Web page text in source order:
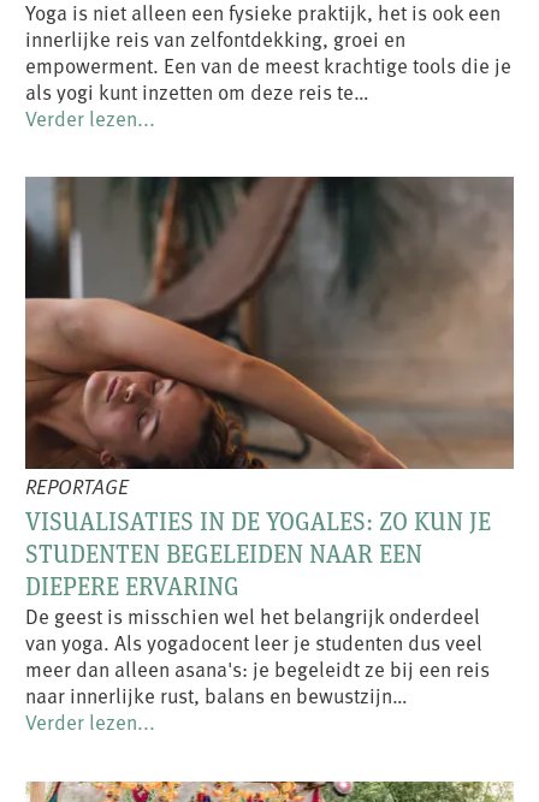
Yoga is niet alleen een fysieke praktijk, het is ook een
innerlijke reis van zelfontdekking, groei en
empowerment. Een van de meest krachtige tools die je
als yogi kunt inzetten om deze reis te…
Verder lezen...
REPORTAGE
VISUALISATIES IN DE YOGALES: ZO KUN JE
STUDENTEN BEGELEIDEN NAAR EEN
DIEPERE ERVARING
De geest is misschien wel het belangrijk onderdeel
van yoga. Als yogadocent leer je studenten dus veel
meer dan alleen asana's: je begeleidt ze bij een reis
naar innerlijke rust, balans en bewustzijn…
Verder lezen...